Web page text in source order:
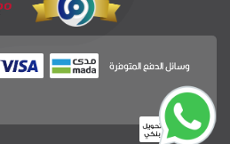
وسائل الدفع المتوفرة